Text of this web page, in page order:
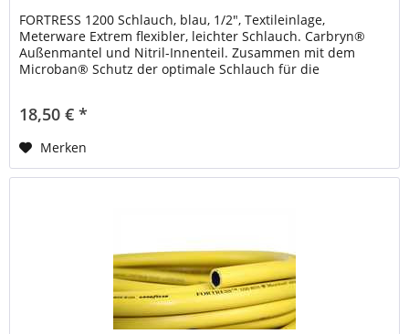
FORTRESS 1200 Schlauch, blau, 1/2", Textileinlage,
Meterware Extrem flexibler, leichter Schlauch. Carbryn®
Außenmantel und Nitril-Innenteil. Zusammen mit dem
Microban® Schutz der optimale Schlauch für die
18,50 € *
Merken